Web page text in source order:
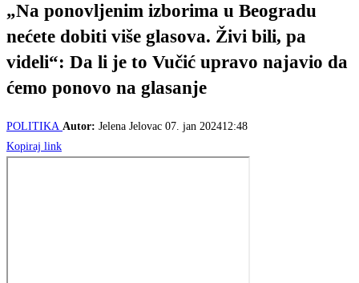
„Na ponovljenim izborima u Beogradu
nećete dobiti više glasova. Živi bili, pa
videli“: Da li je to Vučić upravo najavio da
ćemo ponovo na glasanje
POLITIKA Autor: Jelena Jelovac 07. jan 202412:48
Kopiraj link